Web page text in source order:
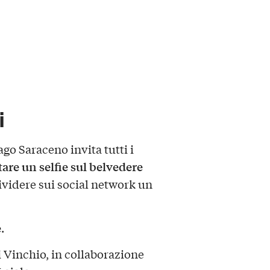
Saraceno invita tutti i
un selfie sul belvedere
sui social network un
.
Vinchio, in collaborazione